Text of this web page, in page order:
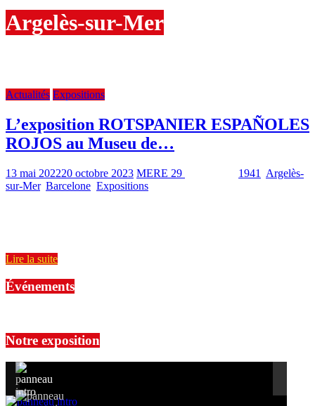
Argelès-sur-Mer
Actualités Expositions
L’exposition ROTSPANIER ESPAÑOLES
ROJOS au Museu de…
13 mai 202220 octobre 2023 MERE 29 1941
Argelès-
sur-Mer, Barcelone Expositions
Lire la suite
Événements
Notre exposition